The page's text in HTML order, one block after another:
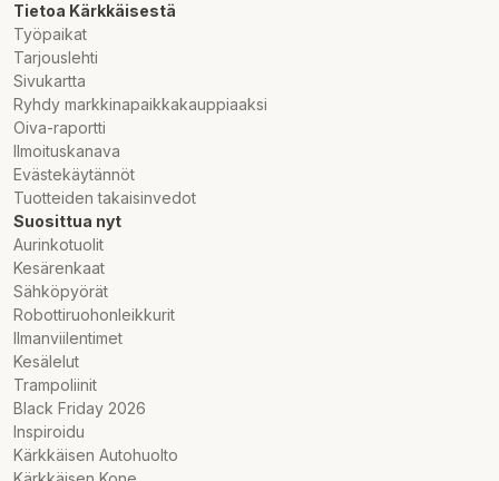
Tietoa Kärkkäisestä
Työpaikat
Tarjouslehti
Sivukartta
Ryhdy markkinapaikkakauppiaaksi
Oiva-raportti
Ilmoituskanava
Evästekäytännöt
Tuotteiden takaisinvedot
Suosittua nyt
Aurinkotuolit
Kesärenkaat
Sähköpyörät
Robottiruohonleikkurit
Ilmanviilentimet
Kesälelut
Trampoliinit
Black Friday 2026
Inspiroidu
Kärkkäisen Autohuolto